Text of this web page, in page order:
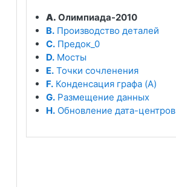
A. Олимпиада-2010
B. Производство деталей
C. Предок_0
D. Мосты
E. Точки сочленения
F. Конденсация графа (A)
G. Размещение данных
H. Обновление дата-центров